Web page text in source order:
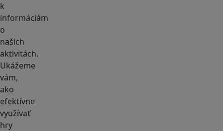
k
informáciám
o
našich
aktivitách.
Ukážeme
vám,
ako
efektívne
využívať
hry